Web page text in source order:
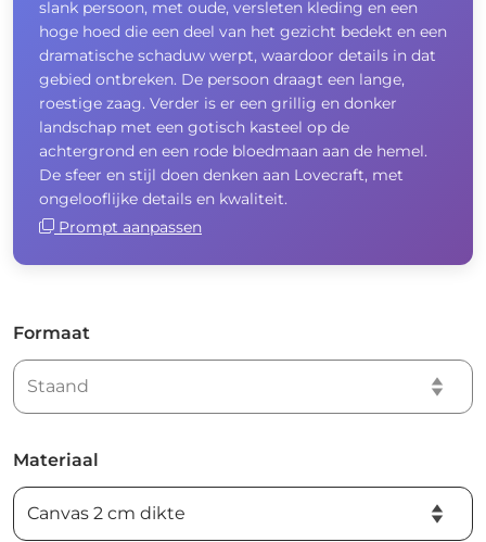
slank persoon, met oude, versleten kleding en een
hoge hoed die een deel van het gezicht bedekt en een
dramatische schaduw werpt, waardoor details in dat
gebied ontbreken. De persoon draagt ​​een lange,
roestige zaag. Verder is er een grillig en donker
landschap met een gotisch kasteel op de
achtergrond en een rode bloedmaan aan de hemel.
De sfeer en stijl doen denken aan Lovecraft, met
ongelooflijke details en kwaliteit.
Prompt aanpassen
Formaat
Materiaal